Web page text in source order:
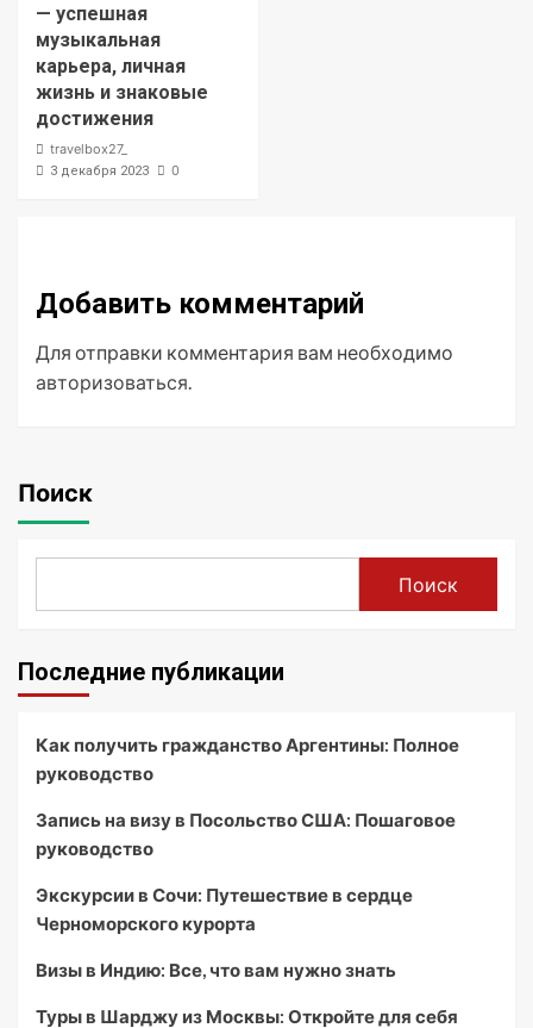
— успешная
музыкальная
карьера, личная
жизнь и знаковые
достижения
travelbox27_
3 декабря 2023 0
Добавить комментарий
Для отправки комментария вам необходимо
авторизоваться.
Поиск
Поиск
Последние публикации
Как получить гражданство Аргентины: Полное
руководство
Запись на визу в Посольство США: Пошаговое
руководство
Экскурсии в Сочи: Путешествие в сердце
Черноморского курорта
Визы в Индию: Все, что вам нужно знать
Туры в Шарджу из Москвы: Откройте для себя